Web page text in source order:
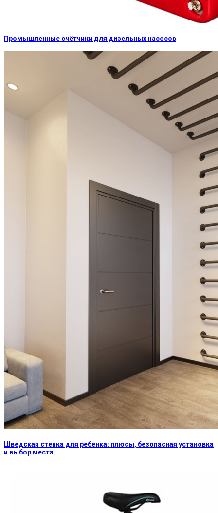
Промышленные счётчики для дизельных насосов
Шведская стенка для ребенка: плюсы, безопасная установка
и выбор места